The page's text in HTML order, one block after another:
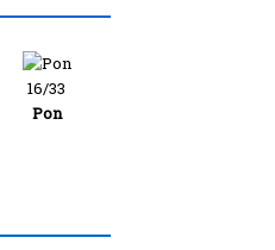
16/33
Pon